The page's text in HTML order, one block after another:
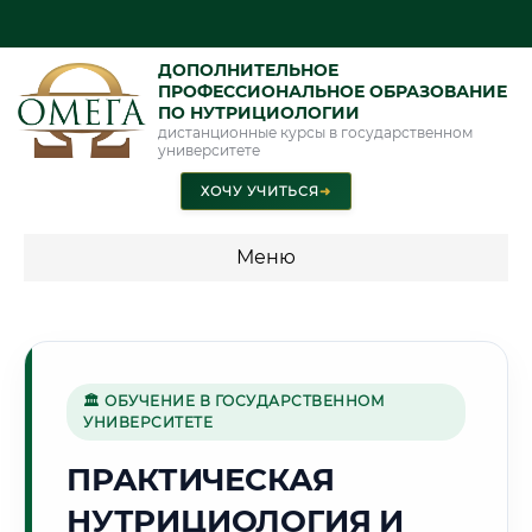
ДОПОЛНИТЕЛЬНОЕ
ПРОФЕССИОНАЛЬНОЕ ОБРАЗОВАНИЕ
ПО НУТРИЦИОЛОГИИ
дистанционные курсы в государственном
университете
ХОЧУ УЧИТЬСЯ➜
Меню
🏗️
Г. КОМСОМОЛЬСК-НА-АМУРЕ
🏛 ОБУЧЕНИЕ В ГОСУДАРСТВЕННОМ
УНИВЕРСИТЕТЕ
ПРАКТИЧЕСКАЯ
НУТРИЦИОЛОГИЯ И